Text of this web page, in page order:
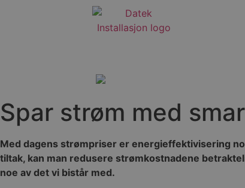
Spar strøm med
Med dagens strømpriser er energieffektivisering
tiltak, kan man redusere strømkostnadene
noe av det vi bistår med.